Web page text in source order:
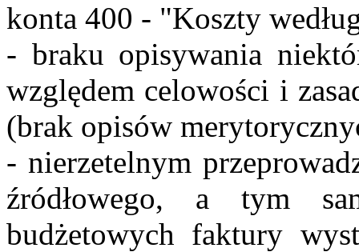
konta 400 - "Koszty
- braku opisywania
względem celowości i
(brak opisów
- nierzetelnym
źródłowego, a tym
budżetowych faktury